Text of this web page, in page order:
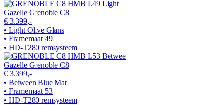
Gazelle Grenoble C8
€ 3.399,-
• Light Olive Glans
• Framemaat 49
• HD-T280 remsysteem
Gazelle Grenoble C8
€ 3.399,-
• Between Blue Mat
• Framemaat 53
• HD-T280 remsysteem